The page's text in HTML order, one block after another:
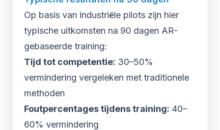
Op basis van industriële pilots zijn hier
typische uitkomsten na 90 dagen AR-
gebaseerde training:
Tijd tot competentie: 30–50%
vermindering vergeleken met traditionele
methoden
Foutpercentages tijdens training: 40–
60% vermindering